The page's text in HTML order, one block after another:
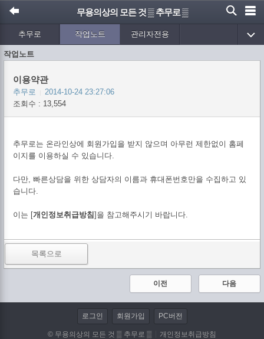
무용의상의 모든 것 ▒ 추무로 ▒
추무로 작업노트 관리자전용
작업노트
이용약관
추무로
2014-10-24 23:27:06
조회수 : 13,554
추무로는 온라인상에 회원가입을 받지 않으며 아무런 제한없이 홈페
이지를 이용하실 수 있습니다.
다만, 빠른상담을 위한 상담자의 이름과 휴대폰번호만을 수집하고 있
습니다.
이는 [개인정보취급방침 ]을 참고해주시기 바랍니다.
목록으로
이전 다음
로그인 회원가입 PC버전
© 무용의상의 모든 것 ▒ 추무로 ▒ 개인정보취급방침